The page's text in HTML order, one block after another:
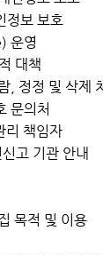
정보 보호
운영
대책
, 정정 및 삭제
문의처
리 책임자
고 기관 안내
목적 및 이용